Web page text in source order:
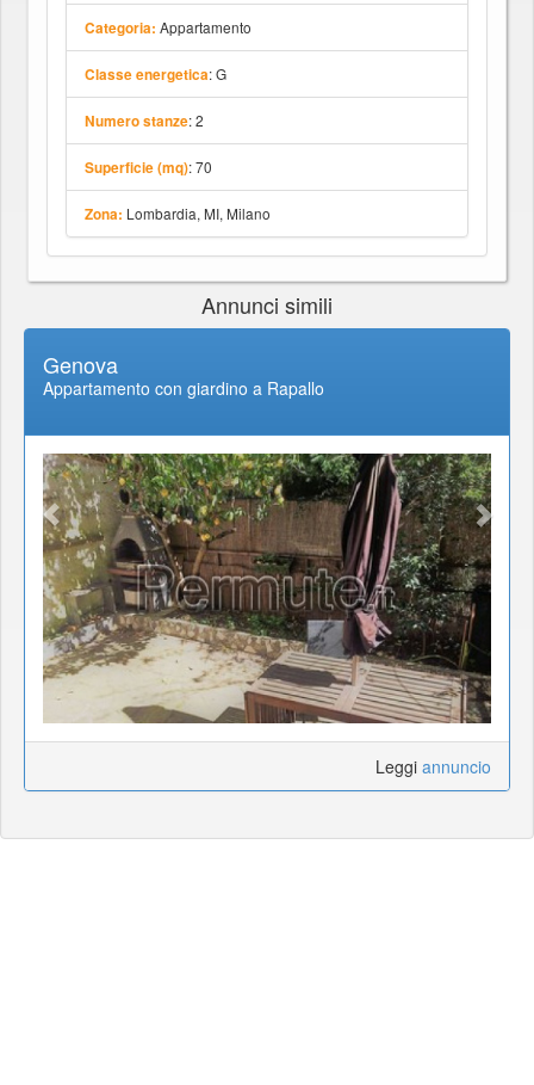
Categoria: Appartamento
Classe energetica: G
Numero stanze: 2
Superficie (mq): 70
Zona: Lombardia, MI, Milano
Annunci simili
Genova
Appartamento con giardino a Rapallo
Leggi annuncio